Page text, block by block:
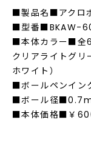
■製品名■アクロ
■型番■BKAW-
■本体カラー■全6
クリアライトグリ
ホワイト）
■ボールペンイン
■ボール径
■本体価格■￥